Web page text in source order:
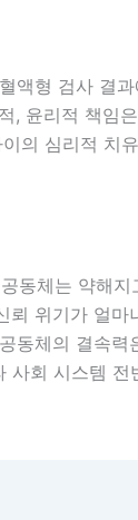
액형 검사 결
, 윤리적 책임
의 심리적 치
동체는 약해지
위기가 얼마
동체의 결속력
사회 시스템 전